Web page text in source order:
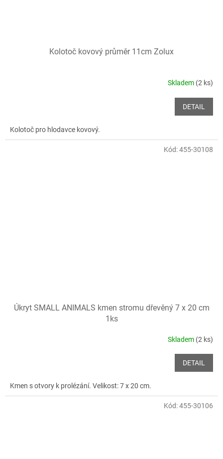
Kolotoč kovový průměr 11cm Zolux
Skladem (2 ks)
DETAIL
Kolotoč pro hlodavce kovový.
Úkryt SMALL ANIMALS kmen stromu dřevěný 7 x 20 cm
1ks
Skladem (2 ks)
DETAIL
Kmen s otvory k prolézání. Velikost: 7 x 20 cm.
Kód:455-30108
Kód:455-30106